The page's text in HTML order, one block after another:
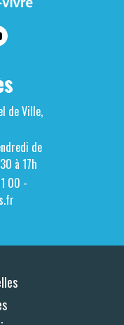
de Ville,
de
à 17h
00 -